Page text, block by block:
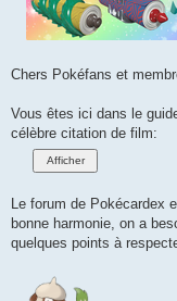
Chers Pokéfans et
Vous êtes ici dans le
célèbre citation de film:
Le forum de Pokécardex
bonne harmonie, on a
quelques points à